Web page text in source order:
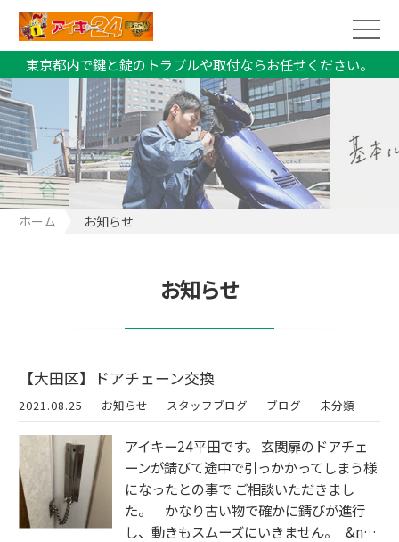
東京都内で鍵と錠のトラブルや取付ならお任せください。
ホーム お知らせ
お知らせ
【大田区】ドアチェーン交換
2021.08.25 お知らせ スタッフブログ ブログ 未分類
アイキー24平田です。 玄関扉のドアチェ
ーンが錆びて途中で引っかかってしまう様
になったとの事で ご相談いただきまし
た。 かなり古い物で確かに錆びが進行
し、動きもスムーズにいきません。 &n…